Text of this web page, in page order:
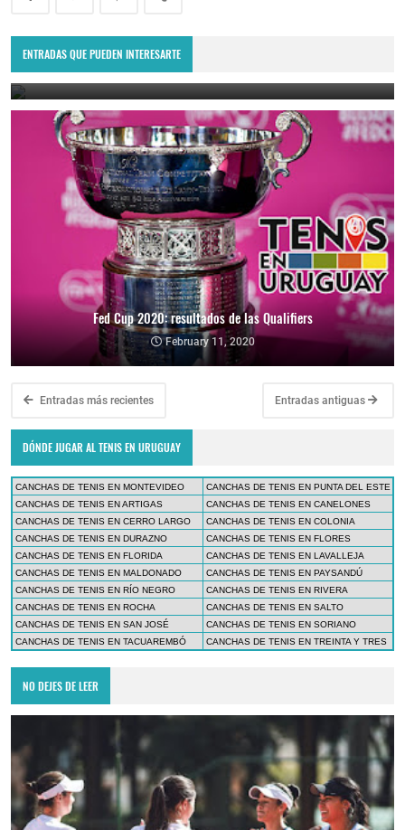
ENTRADAS QUE PUEDEN INTERESARTE
La ITF rebautizó la Fed Cup, ahora se llamará Billie Jean King Cup
September 18, 2020
Fed Cup 2020: resultados de las Qualifiers
February 11, 2020
Entradas más recientes Entradas antiguas
DÓNDE JUGAR AL TENIS EN URUGUAY
CANCHAS DE TENIS EN MONTEVIDEO
CANCHAS DE TENIS EN PUNTA DEL ESTE
CANCHAS DE TENIS EN ARTIGAS
CANCHAS DE TENIS EN CANELONES
CANCHAS DE TENIS EN CERRO LARGO
CANCHAS DE TENIS EN COLONIA
CANCHAS DE TENIS EN DURAZNO
CANCHAS DE TENIS EN FLORES
CANCHAS DE TENIS EN FLORIDA
CANCHAS DE TENIS EN LAVALLEJA
CANCHAS DE TENIS EN MALDONADO
CANCHAS DE TENIS EN PAYSANDÚ
CANCHAS DE TENIS EN RÍO NEGRO
CANCHAS DE TENIS EN RIVERA
CANCHAS DE TENIS EN ROCHA
CANCHAS DE TENIS EN SALTO
CANCHAS DE TENIS EN SAN JOSÉ
CANCHAS DE TENIS EN SORIANO
CANCHAS DE TENIS EN TACUAREMBÓ
CANCHAS DE TENIS EN TREINTA Y TRES
NO DEJES DE LEER